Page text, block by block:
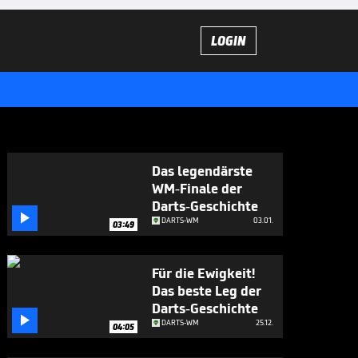
LOGIN
 03:49
Das legendärste
WM-Finale der
Darts-Geschichte
DARTS-WM 03.01.
 04:05
Für die Ewigkeit!
Das beste Leg der
Darts-Geschichte
DARTS-WM 25.12.